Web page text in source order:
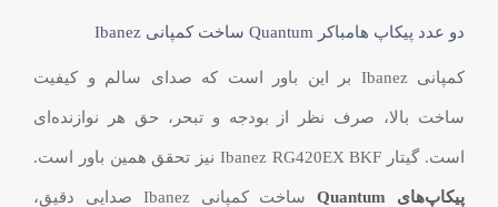
دو عدد پیکاپ هامباکر Quantum ساخت کمپانی Ibanez
کمپانی Ibanez بر این باور است که صدای سالم و کیفیت
ساخت بالا، صرف نظر از بودجه و تبحر، حق هر نوازنده‌ای
است. گیتار Ibanez RG420EX BKF نیز تحقق همین باور است.
پیکاپ‌های Quantum ساخت کمپانی Ibanez صدایی دقیق،